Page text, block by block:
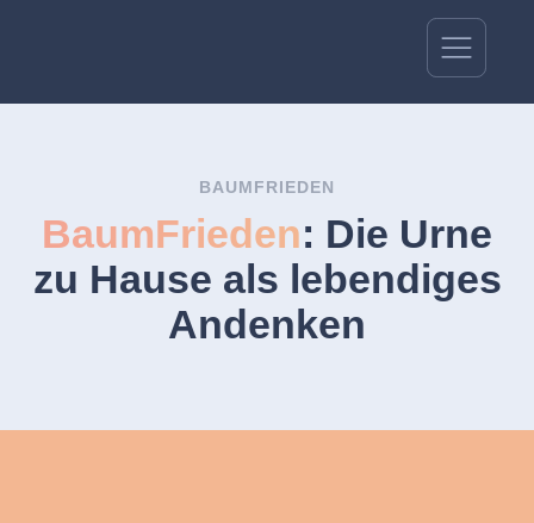
BAUMFRIEDEN
BaumFrieden: Die Urne
zu Hause als lebendiges
Andenken